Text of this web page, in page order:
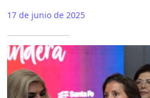
17 de junio de 2025